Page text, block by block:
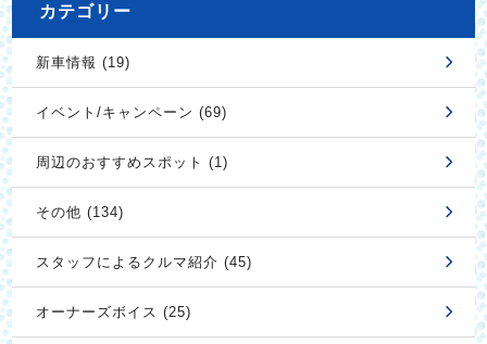
カテゴリー
新車情報 (19)
イベント/キャンペーン (69)
周辺のおすすめスポット (1)
その他 (134)
スタッフによるクルマ紹介 (45)
オーナーズボイス (25)